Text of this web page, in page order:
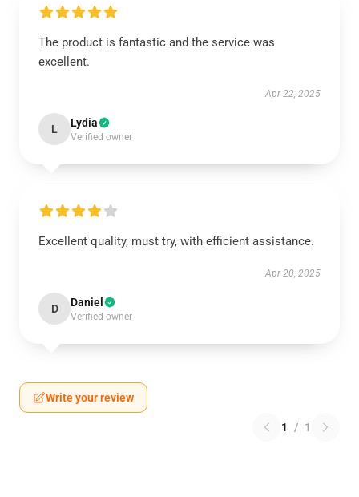
The product is fantastic and the service was
excellent.
Apr 22, 2025
L Lydia
Verified owner
Excellent quality, must try, with efficient assistance.
Apr 20, 2025
D Daniel
Verified owner
Write your review
1 / 1